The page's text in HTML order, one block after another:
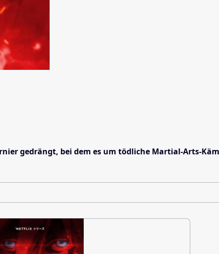
gedrängt, bei dem es um tödliche Martial-Arts-